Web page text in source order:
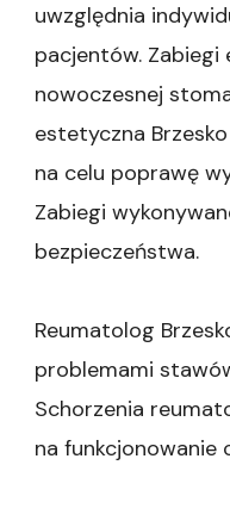
uwzględnia
pacjentów.
nowoczesnej
estetyczna
na celu poprawę
Zabiegi
bezpieczeństwa.
Reumatolog
problemami
Schorzenia
na funkcjonowanie